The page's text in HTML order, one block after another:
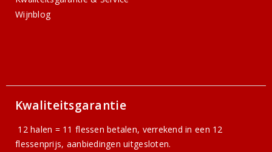
Wijnblog
Kwaliteitsgarantie
12 halen = 11 flessen betalen, verrekend in een 12
flessenprijs, aanbiedingen uitgesloten.